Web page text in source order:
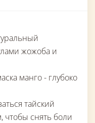
жожоба и
манго - глубоко
тайский
чтобы снять боли